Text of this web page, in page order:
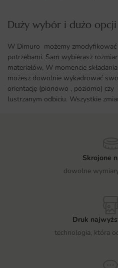
Duży wybór i dużo opcji
W Dimuro możemy
potrzebami. Sam wybierasz
materiałów. W momencie
możesz dowolnie wykadrować
orientację (pionowo , poziomo)
lustrzanym odbiciu. Wszystkie
Skrojone
dowolne
Druk
technologia, która